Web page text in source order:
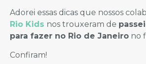
Adorei essas dicas que nossos
Rio Kids nos trouxeram de
para fazer no Rio de Janeiro no
Confiram!